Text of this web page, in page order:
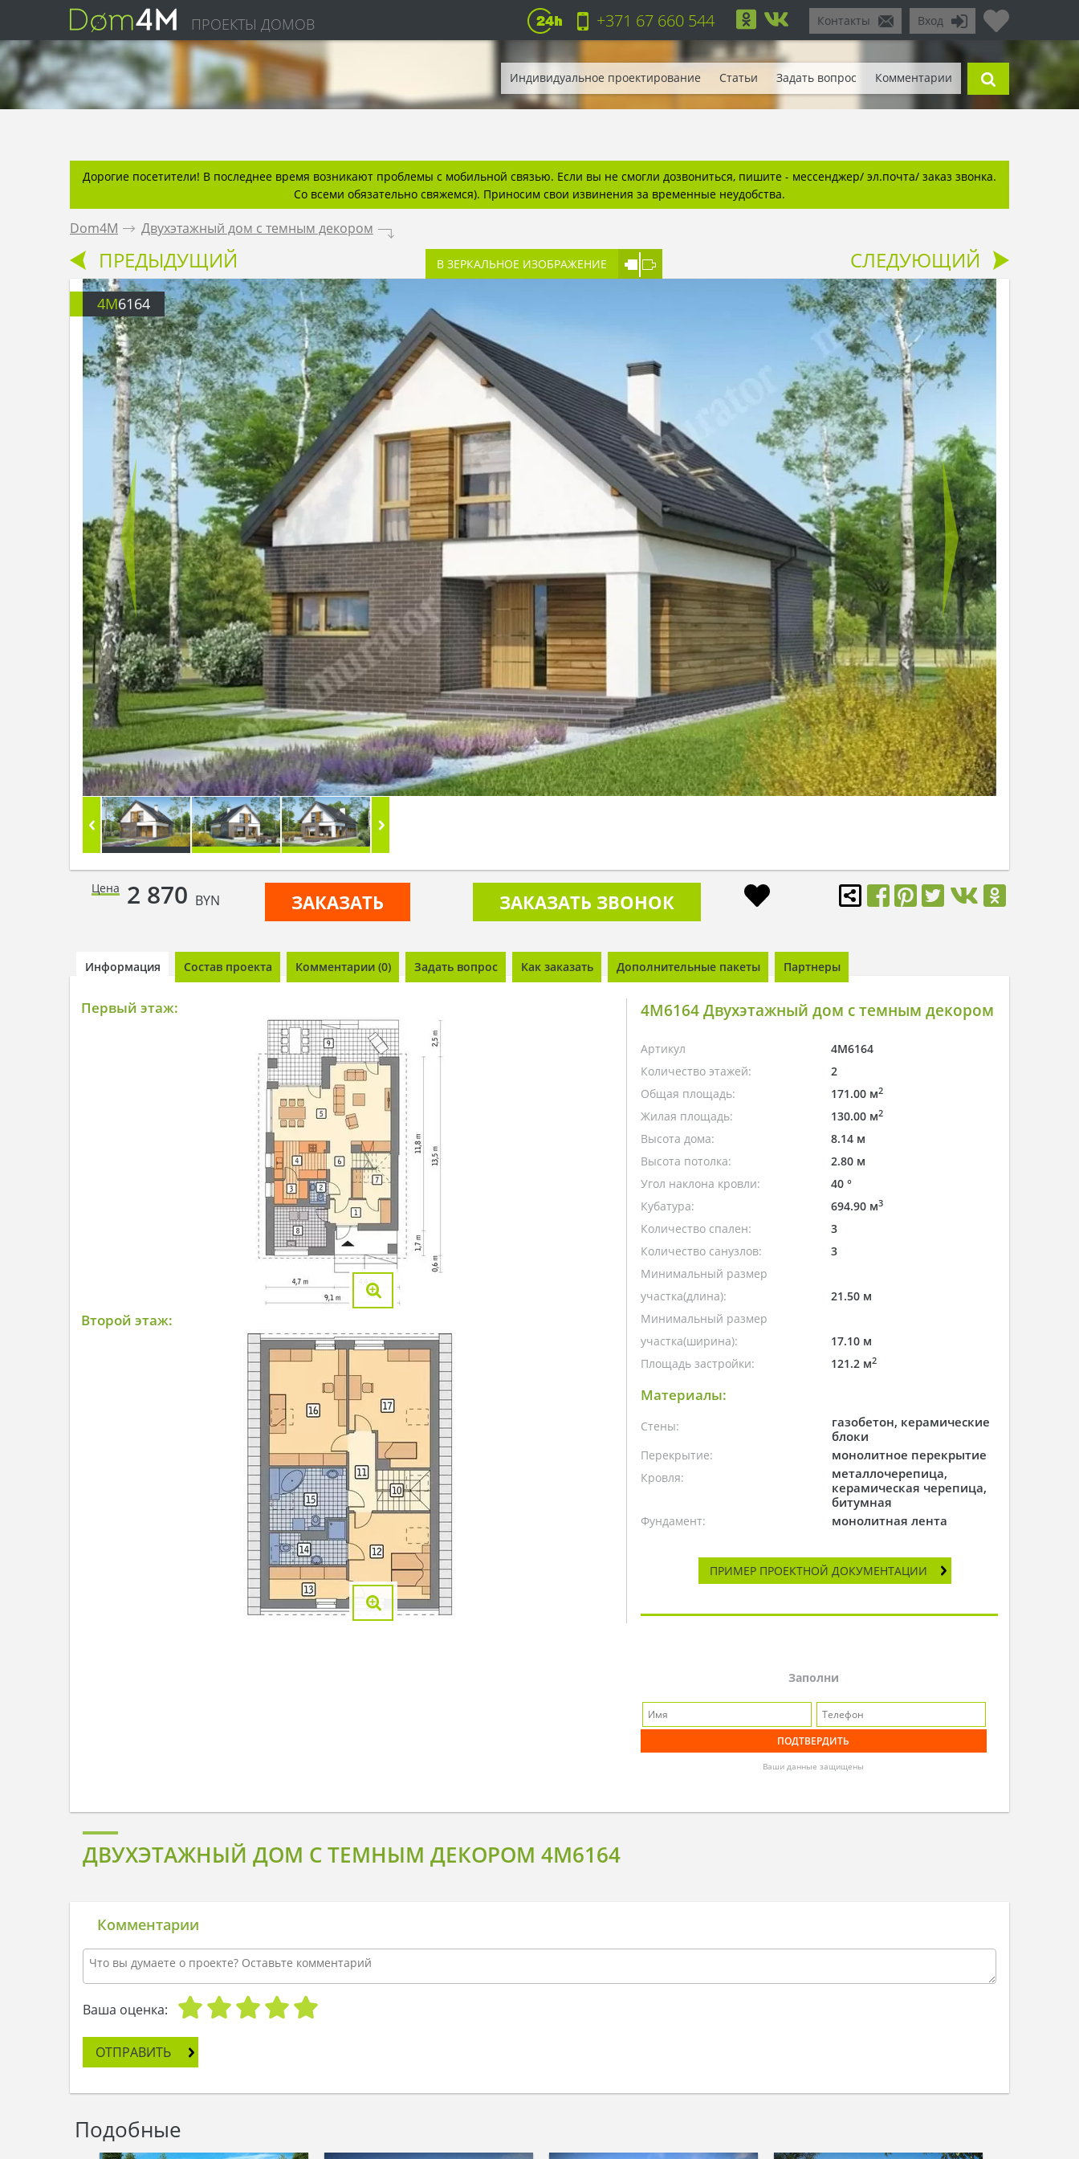
ПРОЕКТЫ ДОМОВ Вход
Контакты
+371 67 660 544
Индивидуальное проектирование Статьи Задать вопрос Комментарии
Дорогие посетители! В последнее время возникают проблемы с мобильной связью. Если вы не смогли дозвониться, пишите - мессенджер/ эл.почта/ заказ звонка.
Со всеми обязательно свяжемся). Приносим свои извинения за временные неудобства.
Dom4M . Двухэтажный дом с темным декором .
ПРЕДЫДУЩИЙ В ЗЕРКАЛЬНОЕ ИЗОБРАЖЕНИЕ СЛЕДУЮЩИЙ
4M6164
Цена 2 870 BYN ЗАКАЗАТЬ ЗАКАЗАТЬ ЗВОНОК
Информация Состав проекта Комментарии (0) Задать вопрос Как заказать Дополнительные пакеты Партнеры
Первый этаж:
Второй этаж:
4M6164 Двухэтажный дом с темным декором
Артикул
4M6164
Количество этажей:
2
Общая площадь:
171.00 м2
Жилая площадь: 130.00 м2
Высота дома:
8.14 м
Высота потолка:
2.80 м
Угол наклона кровли:
40 °
Кубатура:
694.90 м3
Количество спален:
3
Количество санузлов:
3
Минимальный размер
участка(длина):
21.50 м
Минимальный размер
участка(ширина):
17.10 м
Площадь застройки:
121.2 м2
Материалы:
Стены:
газобетон, керамические
блоки
Перекрытие: монолитное перекрытие
Кровля:
металлочерепица,
керамическая черепица,
битумная
Фундамент: монолитная лента
ПРИМЕР ПРОЕКТНОЙ ДОКУМЕНТАЦИИ
Заполни
Ваши данные защищены
ДВУХЭТАЖНЫЙ ДОМ С ТЕМНЫМ ДЕКОРОМ 4M6164
Комментарии
Ваша оценка:
ОТПРАВИТЬ
Подобные